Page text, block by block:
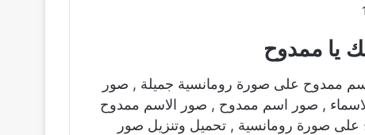
1
يا ممدوح
ممدوح على صورة رومانسية جميلة , صور
, صور اسم ممدوح , صور الاسم ممدوح
صورة رومانسية , تحميل وتنزيل صور